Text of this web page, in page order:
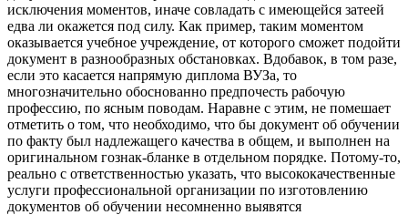
исключения моментов, иначе совладать с имеющейся затеей
едва ли окажется под силу. Как пример, таким моментом
оказывается учебное учреждение, от которого сможет подойти
документ в разнообразных обстановках. Вдобавок, в том разе,
если это касается напрямую диплома ВУЗа, то
многозначительно обоснованно предпочесть рабочую
профессию, по ясным поводам. Наравне с этим, не помешает
отметить о том, что необходимо, что бы документ об обучении
по факту был надлежащего качества в общем, и выполнен на
оригинальном гознак-бланке в отдельном порядке. Потому-то,
реально с ответственностью указать, что высококачественные
услуги профессиональной организации по изготовлению
документов об обучении несомненно выявятся